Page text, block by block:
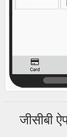
जीसीबी